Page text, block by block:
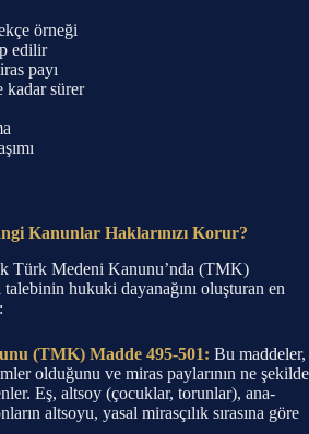
örneği
edilir
payı
kadar sürer
Kanunlar Haklarınızı Korur?
Türk Medeni Kanunu’nda (TMK)
hukuki dayanağını oluşturan en
(TMK) Madde 495-501: Bu maddeler,
olduğunu ve miras paylarının ne şekilde
Eş, altsoy (çocuklar, torunlar), ana-
altsoyu, yasal mirasçılık sırasına göre